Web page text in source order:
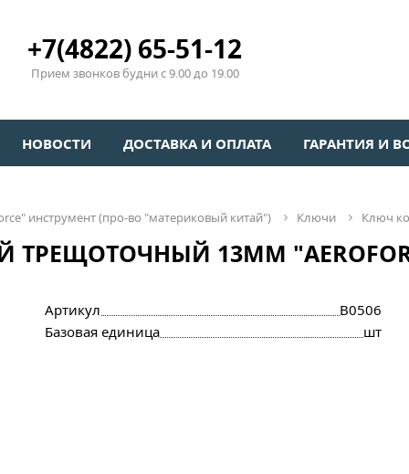
+7(4822) 65-51-12
Прием звонков будни с 9.00 до 19.00
НОВОСТИ ДОСТАВКА И ОПЛАТА ГАРАНТИЯ И
инструмент (про-во "материковый китай") ключи ключ
13ММ
Артикул
B0506
Базовая единица
шт